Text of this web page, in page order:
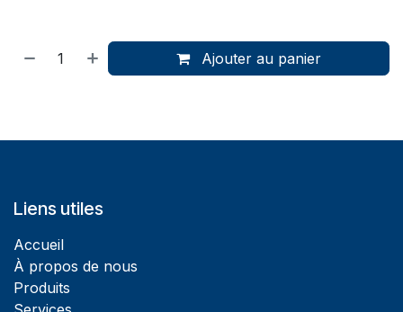
Ajouter au panier
Liens utiles
Accueil
À propos de nous
Produits